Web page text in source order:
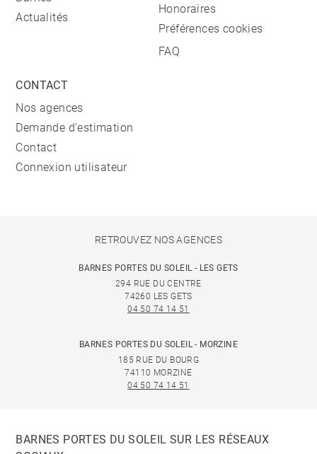
Actualités
Honoraires
Préférences cookies
FAQ
CONTACT
Nos agences
Demande d'estimation
Contact
Connexion utilisateur
RETROUVEZ NOS AGENCES
BARNES PORTES DU SOLEIL - LES GETS
294 RUE DU CENTRE
74260 LES GETS
04 50 74 14 51
BARNES PORTES DU SOLEIL - MORZINE
185 RUE DU BOURG
74110 MORZINE
04 50 74 14 51
BARNES PORTES DU SOLEIL SUR LES RÉSEAUX